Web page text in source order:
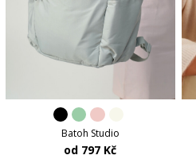
Batoh Studio
od 797 Kč